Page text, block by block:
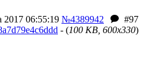
2017 06:55:19 №4389942
#97
- (100 KB, 600x330)